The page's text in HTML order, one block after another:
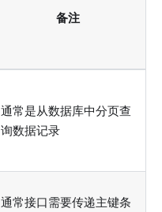
备注
通常是从数据库中分页查
询数据记录
通常接口需要传递主键条